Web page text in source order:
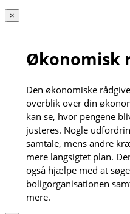
×
Økonomisk
Den økonomiske
overblik over din
kan se, hvor pengene
justeres. Nogle
samtale, mens andre
mere langsigtet plan.
også hjælpe med at
boligorganisationen
mere.